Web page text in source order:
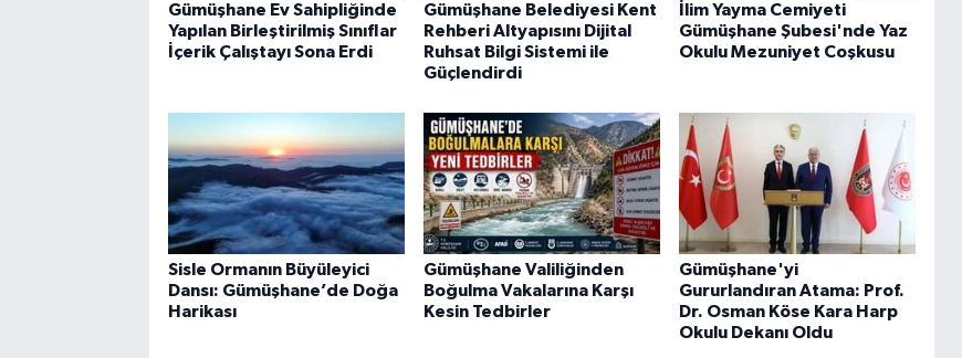
Gümüşhane Ev Sahipliğinde
Yapılan Birleştirilmiş Sınıflar
İçerik Çalıştayı Sona Erdi
Gümüşhane Belediyesi Kent
Rehberi Altyapısını Dijital
Ruhsat Bilgi Sistemi ile
Güçlendirdi
İlim Yayma Cemiyeti
Gümüşhane Şubesi'nde Yaz
Okulu Mezuniyet Coşkusu
Sisle Ormanın Büyüleyici
Dansı: Gümüşhane’de Doğa
Harikası
Gümüşhane Valiliğinden
Boğulma Vakalarına Karşı
Kesin Tedbirler
Gümüşhane'yi
Gururlandıran Atama: Prof.
Dr. Osman Köse Kara Harp
Okulu Dekanı Oldu